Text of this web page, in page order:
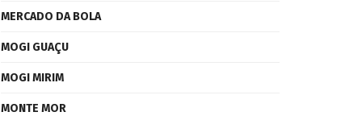
MERCADO DA BOLA
MOGI GUAÇU
MOGI MIRIM
MONTE MOR